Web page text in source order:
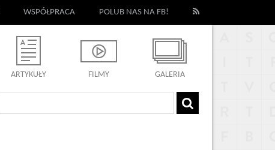
WSPÓŁPRACA POLUB NAS NA FB!
ARTYKUŁY FILMY GALERIA